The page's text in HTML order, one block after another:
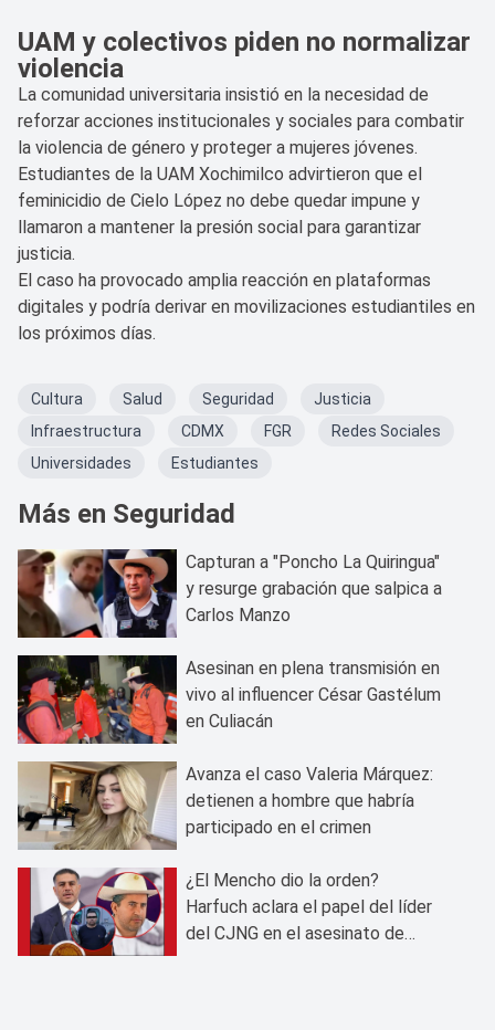
UAM y colectivos piden no normalizar
violencia
La comunidad universitaria insistió en la necesidad de
reforzar acciones institucionales y sociales para combatir
la violencia de género y proteger a mujeres jóvenes.
Estudiantes de la UAM Xochimilco advirtieron que el
feminicidio de Cielo López no debe quedar impune y
llamaron a mantener la presión social para garantizar
justicia.
El caso ha provocado amplia reacción en plataformas
digitales y podría derivar en movilizaciones estudiantiles en
los próximos días.
Cultura Salud Seguridad
Justicia
Infraestructura
CDMX FGR
Redes Sociales
Universidades
Estudiantes
Más en Seguridad
Capturan a "Poncho La Quiringua"
y resurge grabación que salpica a
Carlos Manzo
Asesinan en plena transmisión en
vivo al influencer César Gastélum
en Culiacán
Avanza el caso Valeria Márquez:
detienen a hombre que habría
participado en el crimen
¿El Mencho dio la orden?
Harfuch aclara el papel del líder
del CJNG en el asesinato de